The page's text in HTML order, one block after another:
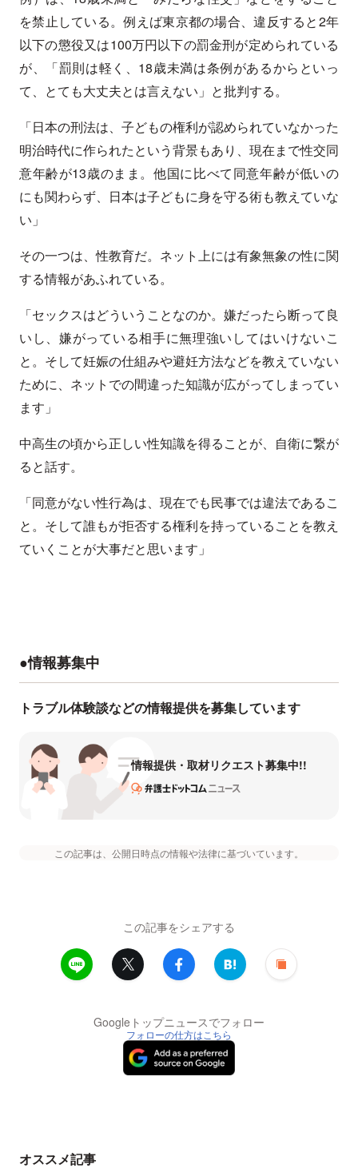
を禁止している。例えば東京都の場合、違反すると2年
以下の懲役又は100万円以下の罰金刑が定められている
が、「罰則は軽く、18歳未満は条例があるからといっ
て、とても大丈夫とは言えない」と批判する。
「日本の刑法は、子どもの権利が認められていなかった
明治時代に作られたという背景もあり、現在まで性交同
意年齢が13歳のまま。他国に比べて同意年齢が低いの
にも関わらず、日本は子どもに身を守る術も教えていな
い」
その一つは、性教育だ。ネット上には有象無象の性に関
する情報があふれている。
「セックスはどういうことなのか。嫌だったら断って良
いし、嫌がっている相手に無理強いしてはいけないこ
と。そして妊娠の仕組みや避妊方法などを教えていない
ために、ネットでの間違った知識が広がってしまってい
ます」
中高生の頃から正しい性知識を得ることが、自衛に繋が
ると話す。
「同意がない性行為は、現在でも民事では違法であるこ
と。そして誰もが拒否する権利を持っていることを教え
ていくことが大事だと思います」
●情報募集中
トラブル体験談などの情報提供を募集しています
情報提供・取材リクエスト募集中!!
この記事は、公開日時点の情報や法律に基づいています。
この記事をシェアする
Googleトップニュースでフォロー
フォローの仕方はこちら
オススメ記事